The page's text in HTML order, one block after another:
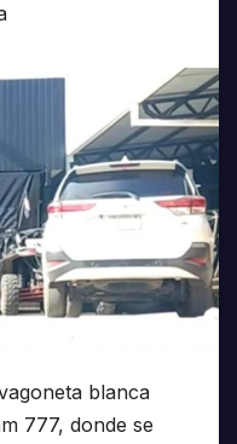
blanca
777, donde se